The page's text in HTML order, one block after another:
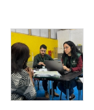
chegadisso